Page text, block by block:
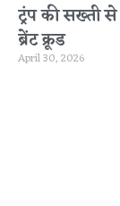
ट्रंप की सख्ती
ब्रेंट क्रूड
April 30, 2026